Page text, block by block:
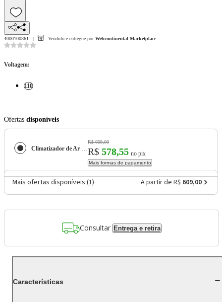
4000100361 Vendido e entregue por Webcontinental Marketplace
Voltagem:
110
Ofertas disponíveis
Climatizador de Ar Midea 4L com Controle Remoto Branco AKAF1 110V
R$ 609,00
R$ 578,55 no pix
Mais formas de pagamento
Mais ofertas disponíveis (1) A partir de R$ 609,00
Consultar Entrega e retira
Características